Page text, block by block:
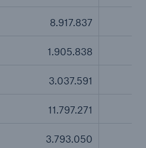
8.917.837
1.905.838
3.037.591
11.797.271
3.793.050
der Anteil der nicht